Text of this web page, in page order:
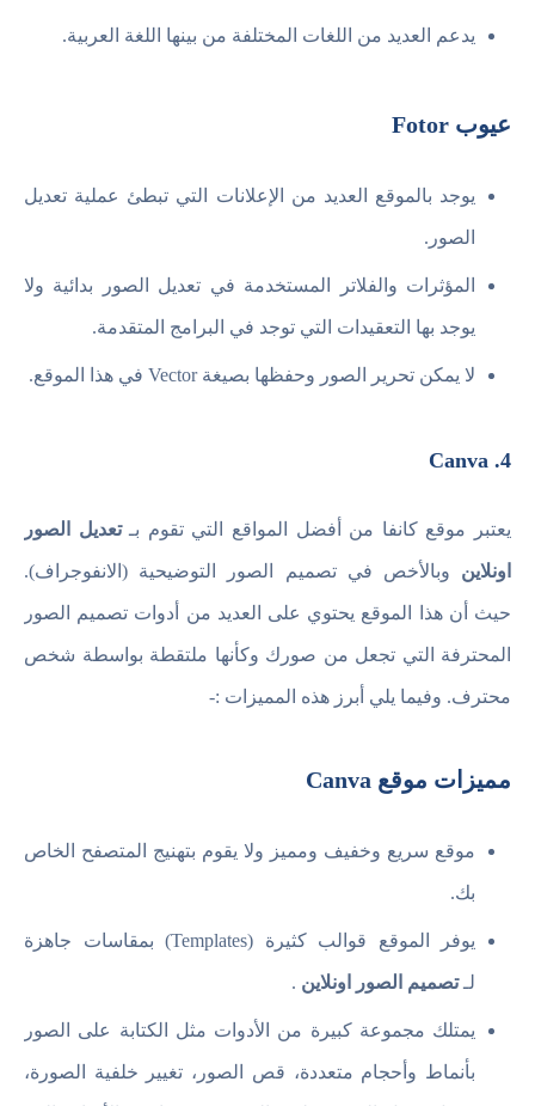
يدعم العديد من اللغات المختلفة من بينها اللغة العربية.
عيوب Fotor
يوجد بالموقع العديد من الإعلانات التي تبطئ عملية تعديل
الصور.
المؤثرات والفلاتر المستخدمة في تعديل الصور بدائية ولا
يوجد بها التعقيدات التي توجد في البرامج المتقدمة.
لا يمكن تحرير الصور وحفظها بصيغة Vector في هذا الموقع.
4. Canva
يعتبر موقع كانفا من أفضل المواقع التي تقوم بـتعديل الصور
اونلاين وبالأخص في تصميم الصور التوضيحية (الانفوجراف).
حيث أن هذا الموقع يحتوي على العديد من أدوات تصميم الصور
المحترفة التي تجعل من صورك وكأنها ملتقطة بواسطة شخص
محترف. وفيما يلي أبرز هذه المميزات :-
مميزات موقع Canva
موقع سريع وخفيف ومميز ولا يقوم بتهنيج المتصفح الخاص
بك.
يوفر الموقع قوالب كثيرة (Templates) بمقاسات جاهزة
لـتصميم الصور اونلاين .
يمتلك مجموعة كبيرة من الأدوات مثل الكتابة على الصور
بأنماط وأحجام متعددة، قص الصور، تغيير خلفية الصورة،